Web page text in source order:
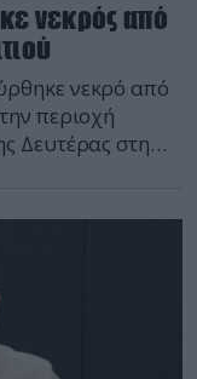
νεκρός από
νεκρό από
περιοχή
Δευτέρας στη
χωρίς
δύο οχήματα